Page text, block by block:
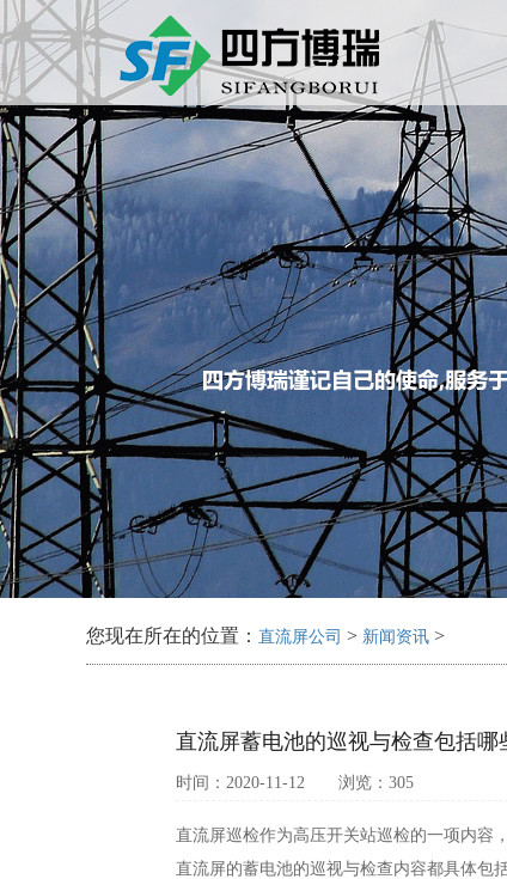
您现在所在的位置： 直流屏公司 > 新闻资讯 >
直流屏蓄电池的巡视与检查包括哪
时间：2020-11-12 浏览：305
直流屏巡检作为高压开关站巡检的一项内容
直流屏的蓄电池的巡视与检查内容都具体包